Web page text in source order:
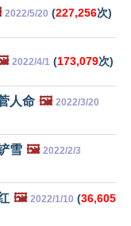
2022/5/20 (227,256次)
2022/4/1 (173,079次)
人命 🖼️ 2022/3/20
雪 🖼️ 2022/2/3
🖼️ 2022/1/10 (36,605